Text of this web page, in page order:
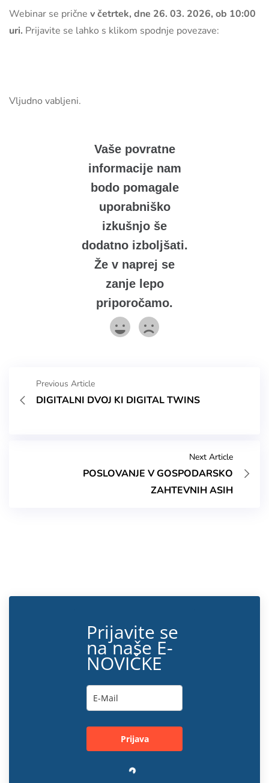
Webinar se prične v četrtek, dne 26. 03. 2026, ob 10:00
uri. Prijavite se lahko s klikom spodnje povezave:
Vljudno vabljeni.
Vaše povratne
informacije nam
bodo pomagale
uporabniško
izkušnjo še
dodatno izboljšati.
Že v naprej se
zanje lepo
priporočamo.
Previous Article
DIGITALNI DVOJ KI DIGITAL TWINS
Next Article
POSLOVANJE V GOSPODARSKO
ZAHTEVNIH ASIH
Prijavite se
na naše E-
NOVIČKE
Prijava